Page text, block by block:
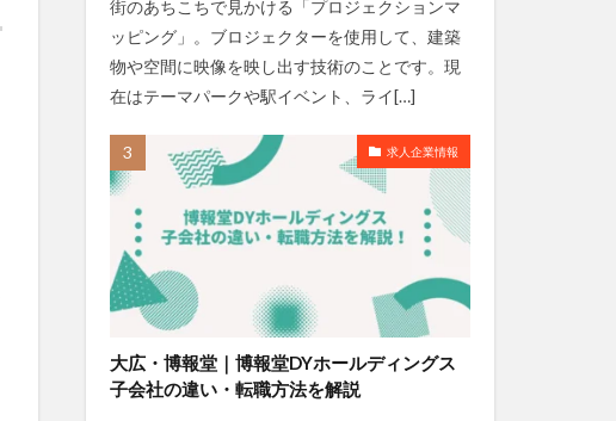
街のあちこちで見かける「プロジェクションマ
ッピング」。ブロジェクターを使用して、建築
物や空間に映像を映し出す技術のことです。現
在はテーマパークや駅イベント、ライ[…]
求人企業情報
大広・博報堂｜博報堂DYホールディングス
子会社の違い・転職方法を解説